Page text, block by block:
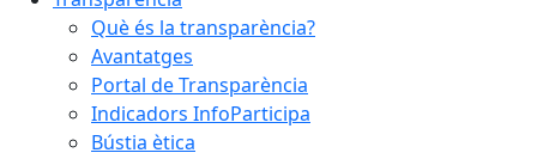
Què és la transparència?
Avantatges
Portal de Transparència
Indicadors InfoParticipa
Bústia ètica